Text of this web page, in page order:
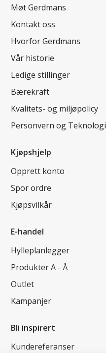
Møt Gerdmans
Kontakt oss
Hvorfor Gerdmans
Vår historie
Ledige stillinger
Bærekraft
Kvalitets- og miljøpolicy
Personvern og Teknologi
Kjøpshjelp
Opprett konto
Spor ordre
Kjøpsvilkår
E-handel
Hylleplanlegger
Produkter A - Å
Outlet
Kampanjer
Bli inspirert
Kundereferanser